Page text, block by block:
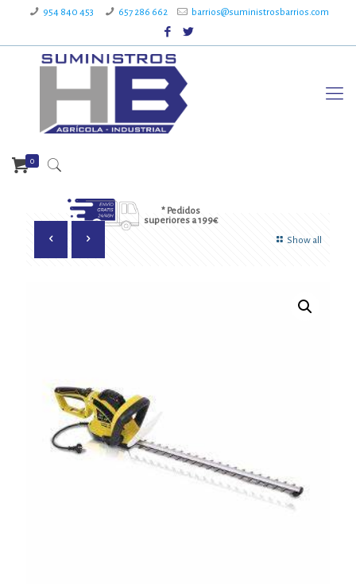
954 840 453 657 286 662 barrios@suministrosbarrios.com
* Pedidos
superiores a 199€
0
Show all